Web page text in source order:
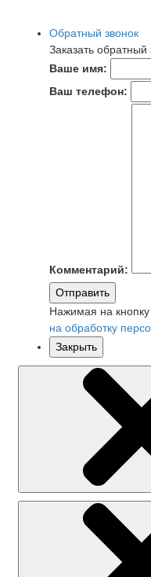
Обратный звонок
Заказать обратный
Ваше имя:
Ваш телефон:
Комментарий:
Отправить
Нажимая на
на обработку
Закрыть